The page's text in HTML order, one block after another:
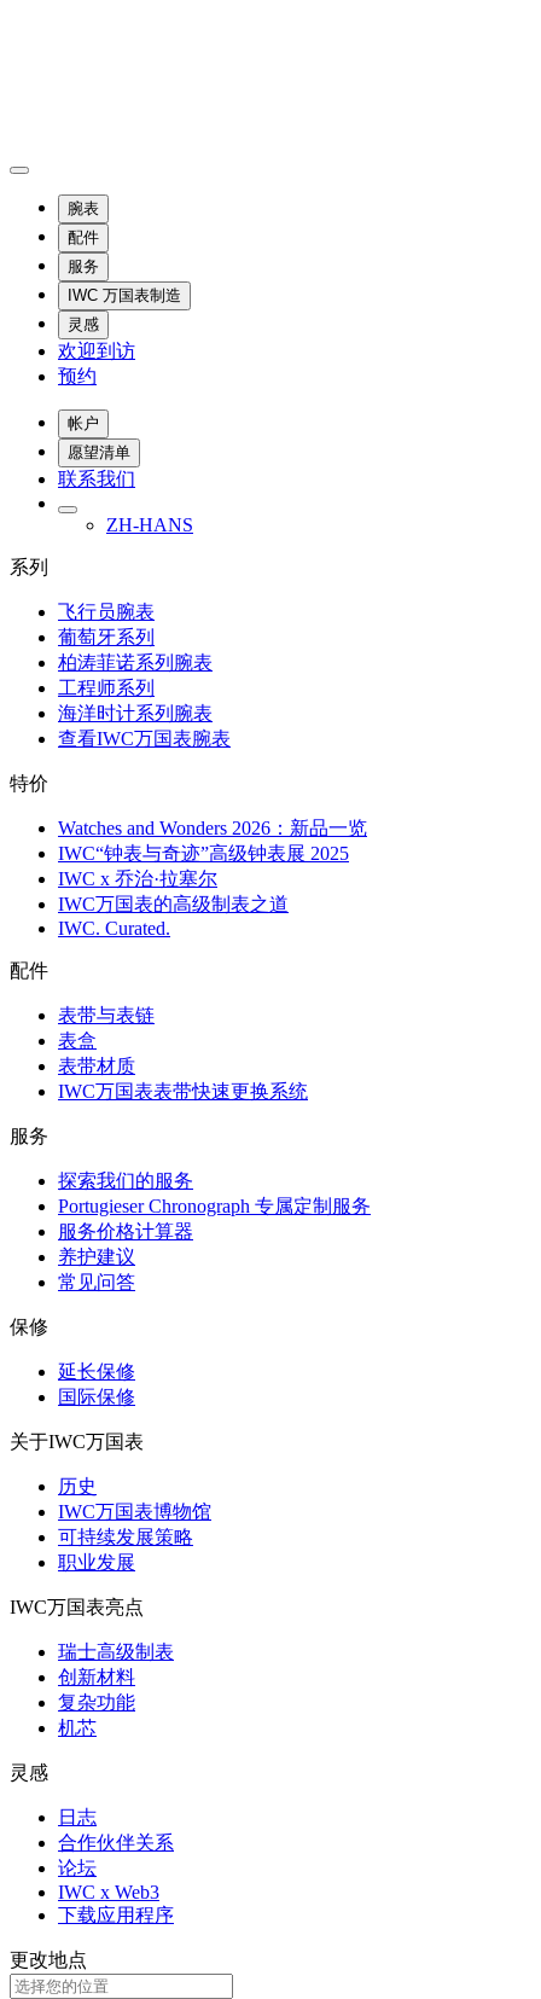
腕表
配件
服务
IWC 万国表制造
灵感
欢迎到访
预约
帐户
愿望清单
联系我们
ZH-HANS
系列
飞行员腕表
葡萄牙系列
柏涛菲诺系列腕表
工程师系列
海洋时计系列腕表
查看IWC万国表腕表
特价
Watches and Wonders 2026：新品一览
IWC“钟表与奇迹”高级钟表展 2025
IWC x 乔治·拉塞尔
IWC万国表的高级制表之道
IWC. Curated.
配件
表带与表链
表盒
表带材质
IWC万国表表带快速更换系统
服务
探索我们的服务
Portugieser Chronograph 专属定制服务
服务价格计算器
养护建议
常见问答
保修
延长保修
国际保修
关于IWC万国表
历史
IWC万国表博物馆
可持续发展策略
职业发展
IWC万国表亮点
瑞士高级制表
创新材料
复杂功能
机芯
灵感
日志
合作伙伴关系
论坛
IWC x Web3
下载应用程序
更改地点